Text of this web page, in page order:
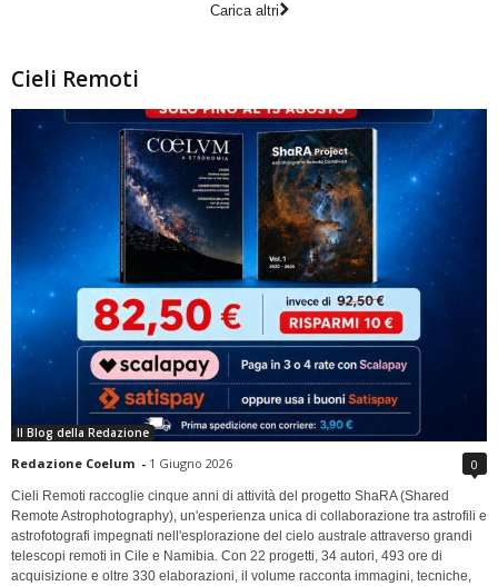
Carica altri
Cieli Remoti
Il Blog della Redazione
Redazione Coelum - 1 Giugno 2026 0
Cieli Remoti raccoglie cinque anni di attività del progetto ShaRA (Shared
Remote Astrophotography), un'esperienza unica di collaborazione tra astrofili e
astrofotografi impegnati nell'esplorazione del cielo australe attraverso grandi
telescopi remoti in Cile e Namibia. Con 22 progetti, 34 autori, 493 ore di
acquisizione e oltre 330 elaborazioni, il volume racconta immagini, tecniche,